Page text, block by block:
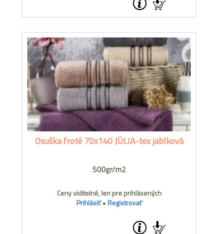
Osuška froté 70x140 JÚLIA-tex jablková
500gr/m2
Ceny viditelné, len pre prihlásených
Prihlásiť•Registrovať